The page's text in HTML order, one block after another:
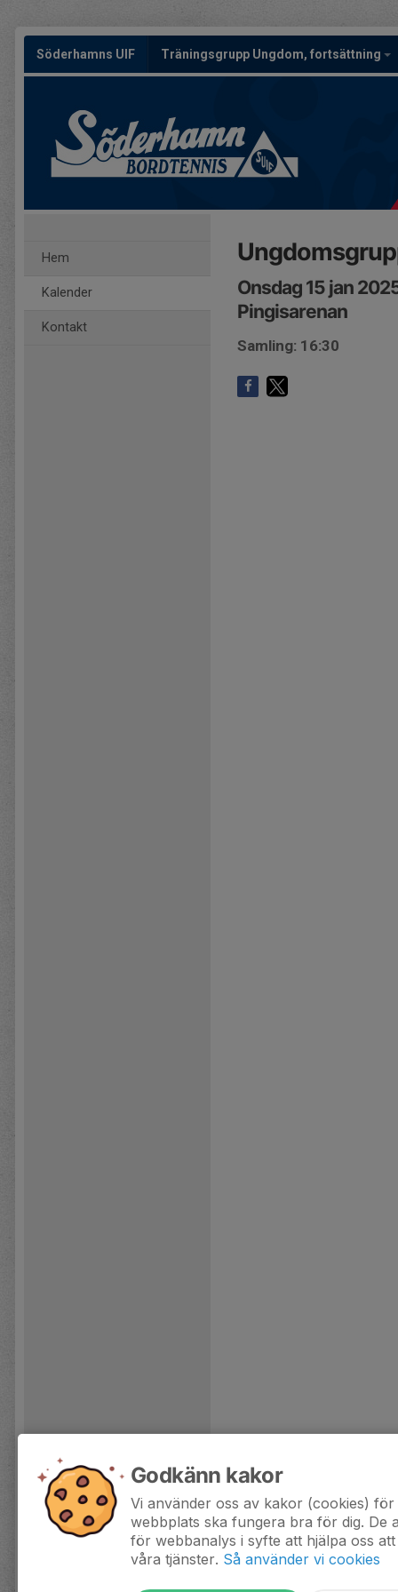
Söderhamns UIF Träningsgrupp Ungdom, fortsättning
Hem
Kalender
Kontakt
Onsdag 15 jan
Pingisarenan
Samling: 16:30
Godkänn kakor
Vi använder oss av kakor (cookies)
webbplats ska fungera bra för dig. De
för webbanalys i syfte att hjälpa oss
våra tjänster. Så använder vi cookies